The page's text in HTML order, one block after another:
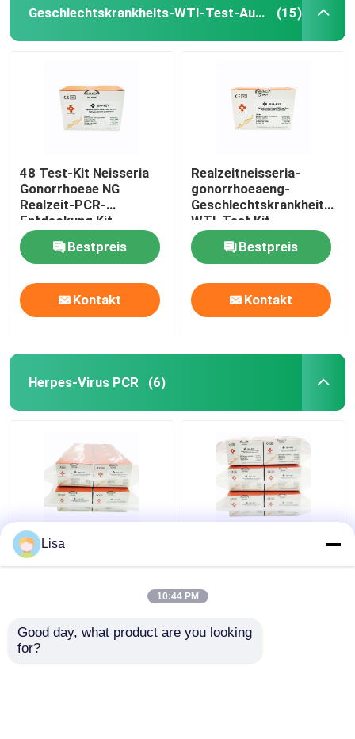
Geschlechtskrankheits-WTI-Test-Ausrüstung (15)
48 Test-Kit Neisseria
Gonorrhoeae NG
Realzeit-PCR-
Entdeckung Kit
Lyophilized
Bestpreis
Kontakt
Realzeitneisseria-
gonorrhoeaeng-
Geschlechtskrankheits-
WTI-Test Kit
Lyophilized 24
Tests/Ausrüstung
Bestpreis
Kontakt
Herpes-Virus PCR (6)
Epstein Barr Virus EBV
Realzeit-PCR-
Lyophilized 48tests/Kit
Epstein Barr Virus EBV
Lyophilized 96tests/Kit
Lisa
10:44 PM
Good day, what product are you looking
for?